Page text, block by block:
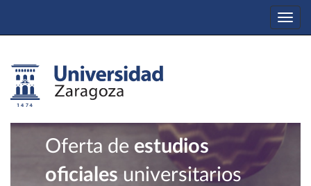
Oferta de estudios
oficiales universitarios